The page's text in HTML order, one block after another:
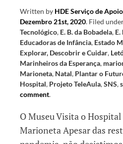
Written by HDE Serviço de Apoio
Dezembro 21st, 2020. Filed
Tecnológico, E. B. da Bobadela,
Educadoras de Infância, Estado
Explorar, Descobrir e Cuidar,
Marinheiros da Esperança,
Marioneta, Natal, Plantar o
Hospital, Projeto TeleAula,SNS,
comment.
O Museu Visita o Hospital
Marioneta Apesar das